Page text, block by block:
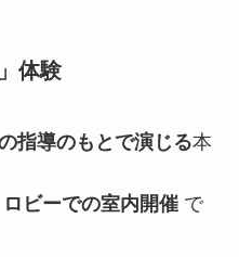
体験
指導のもとで演じる本
ロビーでの室内開催で